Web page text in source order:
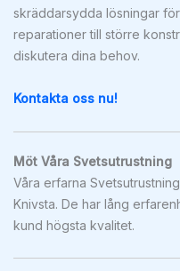
skräddarsydda lösningar
reparationer till större
diskutera dina behov.
Kontakta oss nu!
Möt Våra Svetsutrustning
Våra erfarna
Knivsta. De har lång
kund högsta kvalitet.